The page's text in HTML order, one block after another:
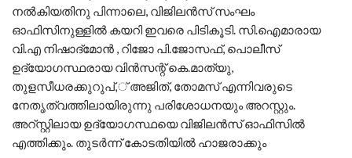
നൽകിയതിനു പിന്നാലെ, വിജിലൻസ് സംഘം
ഓഫിസിനുള്ളിൽ കയറി ഇവരെ പിടികൂടി. സി.ഐമാരായ
വി.എ നിഷാദ്‌മോൻ , റിജോ പി.ജോസഫ്, പൊലീസ്
ഉദ്യോഗസ്ഥരായ വിൻസന്റ് കെ.മാത്യു,
തുളസീധരക്കുറുപ്,് അജിത്, തോമസ് എന്നിവരുടെ
നേതൃത്വത്തിലായിരുന്നു പരിശോധനയും അറസ്റ്റും.
അറ്‌സ്റ്റിലായ ഉദ്യോഗസ്ഥയെ വിജിലൻസ് ഓഫിസിൽ
എത്തിക്കും. തുടർന്ന് കോടതിയിൽ ഹാജരാക്കും